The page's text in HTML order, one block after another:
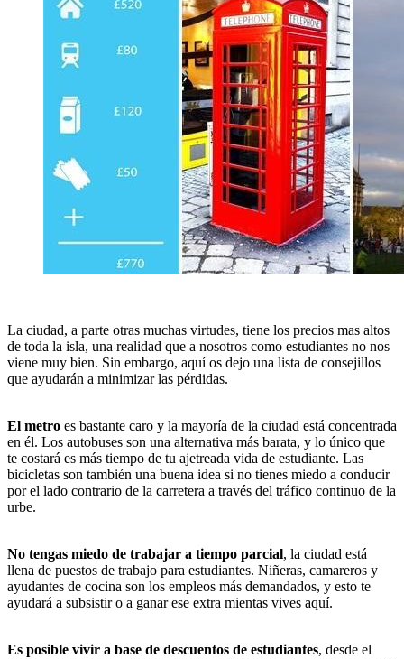
La ciudad, a parte otras muchas virtudes, tiene los precios mas altos
de toda la isla, una realidad que a nosotros como estudiantes no nos
viene muy bien. Sin embargo, aquí os dejo una lista de consejillos
que ayudarán a minimizar las pérdidas.
El metro es bastante caro y la mayoría de la ciudad está concentrada
en él. Los autobuses son una alternativa más barata, y lo único que
te costará es más tiempo de tu ajetreada vida de estudiante. Las
bicicletas son también una buena idea si no tienes miedo a conducir
por el lado contrario de la carretera a través del tráfico continuo de la
urbe.
No tengas miedo de trabajar a tiempo parcial, la ciudad está
llena de puestos de trabajo para estudiantes. Niñeras, camareros y
ayudantes de cocina son los empleos más demandados, y esto te
ayudará a subsistir o a ganar ese extra mientas vives aquí.
Es posible vivir a base de descuentos de estudiantes, desde el